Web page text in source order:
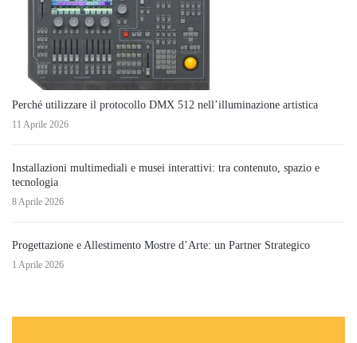
Perché utilizzare il protocollo DMX 512 nell’illuminazione artistica
11 Aprile 2026
Installazioni multimediali e musei interattivi: tra contenuto, spazio e
tecnologia
8 Aprile 2026
Progettazione e Allestimento Mostre d’Arte: un Partner Strategico
1 Aprile 2026